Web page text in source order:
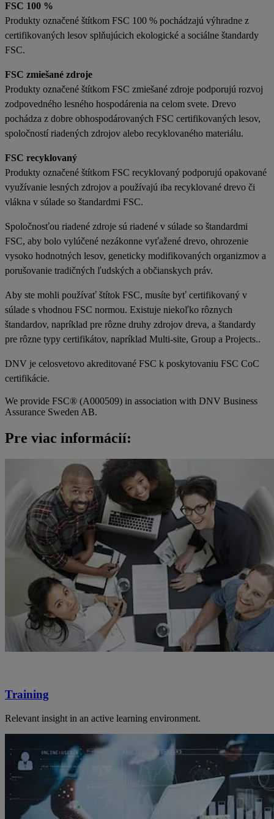
FSC 100 %
Produkty označené štítkom FSC 100 % pochádzajú výhradne z
certifikovaných lesov splňujúcich ekologické a sociálne štandardy
FSC.
FSC zmiešané zdroje
Produkty označené štítkom FSC zmiešané zdroje podporujú rozvoj
zodpovedného lesného hospodárenia na celom svete. Drevo
pochádza z dobre obhospodárovaných FSC certifikovaných lesov,
spoločností riadených zdrojov alebo recyklovaného materiálu.
FSC recyklovaný
Produkty označené štítkom FSC recyklovaný podporujú opakované
využívanie lesných zdrojov a používajú iba recyklované drevo či
vlákna v súlade so štandardmi FSC.
Spoločnosťou riadené zdroje sú riadené v súlade so štandardmi
FSC, aby bolo vylúčené nezákonne vyťažené drevo, ohrozenie
vysoko hodnotných lesov, geneticky modifikovaných organizmov a
porušovanie tradičných ľudských a občianskych práv.
Aby ste mohli používať štítok FSC, musíte byť certifikovaný v
súlade s vhodnou FSC normou. Existuje niekoľko rôznych
štandardov, napríklad pre rôzne druhy zdrojov dreva, a štandardy
pre rôzne typy certifikátov, napríklad Multi-site, Group a Projects..
DNV je celosvetovo akreditované FSC k poskytovaniu FSC CoC
certifikácie.
We provide FSC® (A000509) in association with DNV Business
Assurance Sweden AB.
Pre viac informácií:
Training
Relevant insight in an active learning environment.